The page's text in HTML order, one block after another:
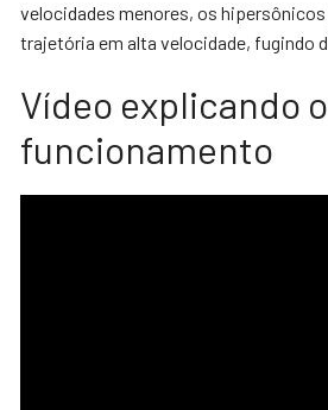
velocidades menores, os
trajetória em alta velocidade, fugindo
Vídeo explicando
funcionamento